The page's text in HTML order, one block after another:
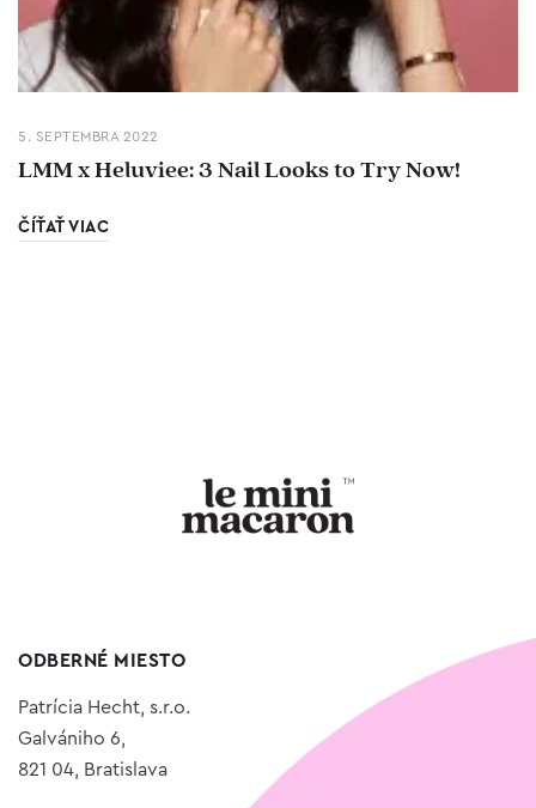
5. SEPTEMBRA 2022
LMM x Heluviee: 3 Nail Looks to Try Now!
ČÍŤAŤ VIAC
ODBERNÉ MIESTO
Patrícia Hecht, s.r.o.
Galvániho 6,
821 04, Bratislava